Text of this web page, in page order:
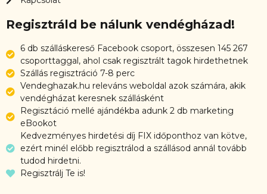
Regisztráld be nálunk vendégházad!
6 db szálláskereső Facebook csoport, összesen 145 267
csoporttaggal, ahol csak regisztrált tagok hirdethetnek
Szállás regisztráció 7-8 perc
Vendeghazak.hu releváns weboldal azok számára, akik
vendégházat keresnek szállásként
Regisztáció mellé ajándékba adunk 2 db marketing
eBookot
Kedvezményes hirdetési díj FIX időponthoz van kötve,
ezért minél előbb regisztrálod a szállásod annál tovább
tudod hirdetni.
Regisztrálj Te is!